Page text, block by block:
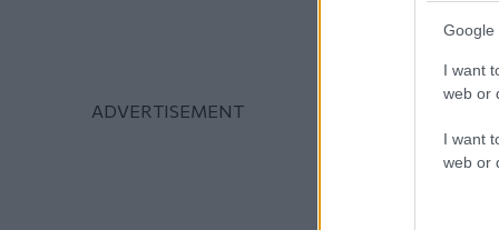
Google
I want
web or
I want
web or